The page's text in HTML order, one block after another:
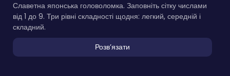
Славетна японська головоломка. Заповніть сітку числами
від 1 до 9. Три рівні складності щодня: легкий, середній і
складний.
Розвʼязати